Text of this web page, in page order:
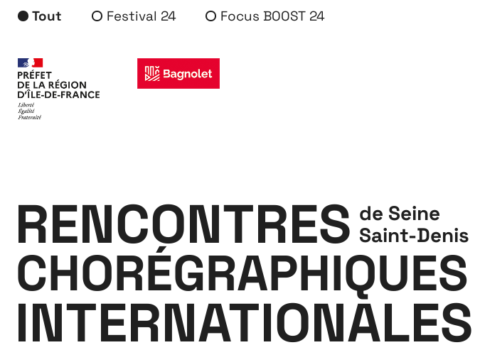
Tout Festival 24 Focus BOOST 24
RENCONTRES
CHORÉGRAPHIQUES
INTERNATIONALES
de Seine
Saint-Denis